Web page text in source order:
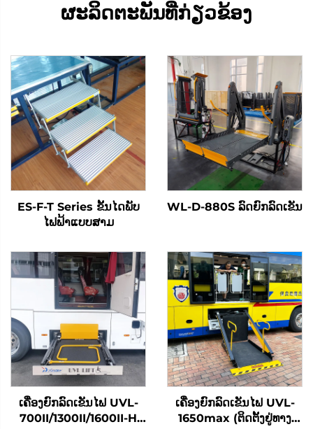
ຜະລິດຕະພັນທີ່ກ່ຽວຂ້ອງ
ES-F-T Series ຂັ້ນໄດພັບ
ໄຟຟ້າແບບສາມ
WL-D-880S ລົດຍົກລົດເຂັນ
ເຄື່ອງຍົກລົດເຂັນໄຟ UVL-
700II/1300II/1600II-H
ເຄື່ອງຍົກລົດເຂັນໄຟ UVL-
1650max (ຕິດຕັ້ງຢູ່ທາງ